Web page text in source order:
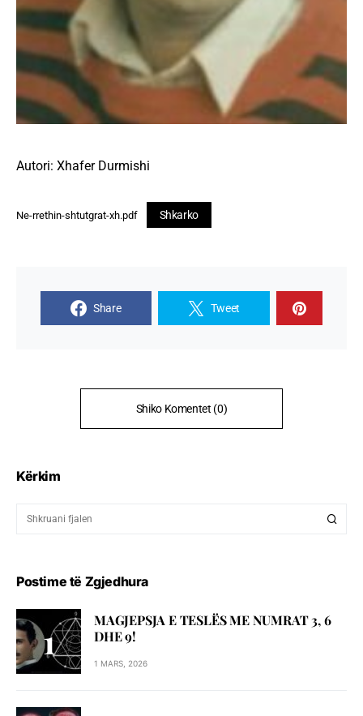
Autori: Xhafer Durmishi
Ne-rrethin-shtutgrat-xh.pdf Shkarko
Share Tweet
Shiko Komentet (0)
Kërkim
Postime të Zgjedhura
MAGJEPSJA E TESLËS ME NUMRAT 3, 6
DHE 9!
1 MARS, 2026